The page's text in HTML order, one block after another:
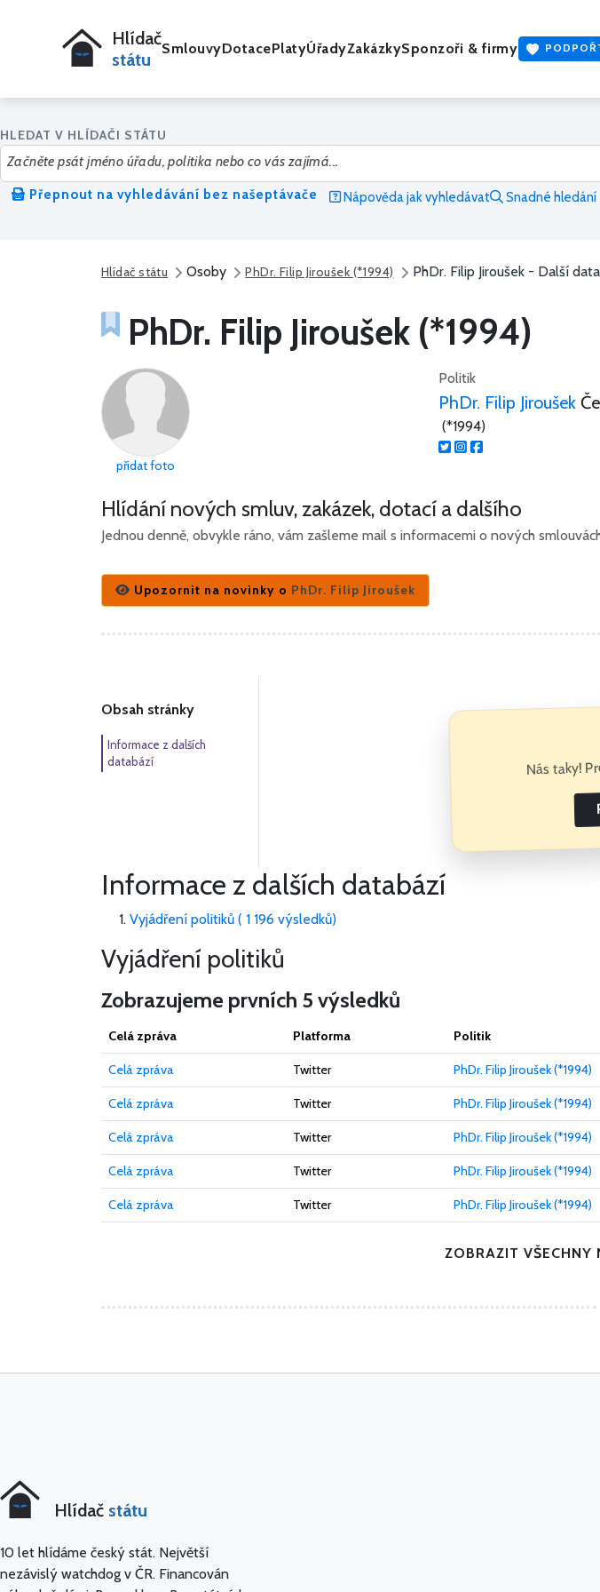
Hlídač
státu
SmlouvyDotacePlatyÚřadyZakázkySponzoři & firmy
HLEDAT V HLÍDAČI STÁTU
Přepnout na vyhledávání bez našeptávače
Nápověda jak vyhledávat Snadné hledání
Hlídač státu Osoby PhDr. Filip Jiroušek (*1994) PhDr. Filip Jiroušek - Další
PhDr. Filip Jiroušek (*1994)
přidat foto
Politik
PhDr. Filip Jiroušek
(*1994)
Hlídání nových smluv, zakázek, dotací a dalšího
Jednou denně, obvykle ráno, vám zašleme mail s informacemi o nových
Upozornit na novinky o PhDr. Filip Jiroušek
Obsah stránky
Informace z dalších
databází
Nás taky!
Informace z dalších databází
Vyjádření politiků ( 1 196 výsledků)
Vyjádření politiků
Zobrazujeme prvních 5 výsledků
Celá zpráva Platforma Politik
Celá zpráva Twitter PhDr. Filip Jiroušek (*1994)
Celá zpráva Twitter PhDr. Filip Jiroušek (*1994)
Celá zpráva Twitter PhDr. Filip Jiroušek (*1994)
Celá zpráva Twitter PhDr. Filip Jiroušek (*1994)
Celá zpráva Twitter PhDr. Filip Jiroušek (*1994)
ZOBRAZIT VŠECHNY
Hlídač státu
10 let hlídáme český stát. Největší
nezávislý watchdog v ČR. Financován